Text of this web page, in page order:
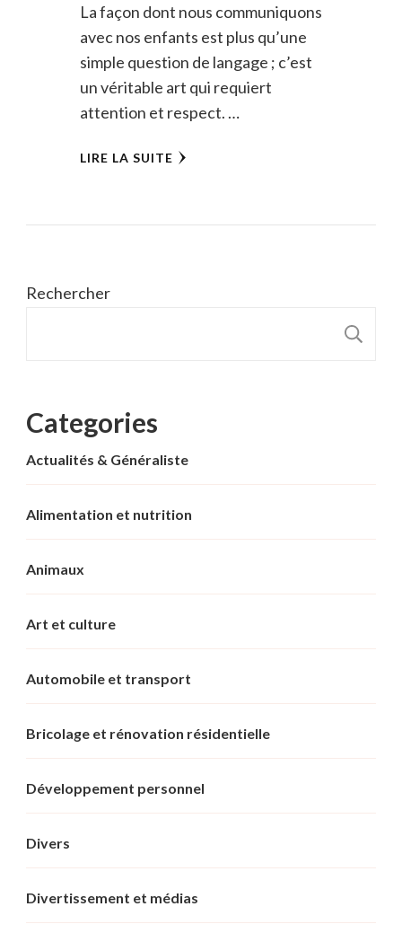
La façon dont nous communiquons
avec nos enfants est plus qu’une
simple question de langage ; c’est
un véritable art qui requiert
attention et respect. …
LIRE LA SUITE
Rechercher
Categories
Actualités & Généraliste
Alimentation et nutrition
Animaux
Art et culture
Automobile et transport
Bricolage et rénovation résidentielle
Développement personnel
Divers
Divertissement et médias